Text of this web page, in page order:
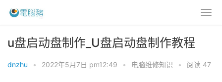
u盘启动盘制作_U盘启动盘制作教程
dnzhu • 2022年5月7日 pm12:49 • 电脑维修知识 • 阅读 47